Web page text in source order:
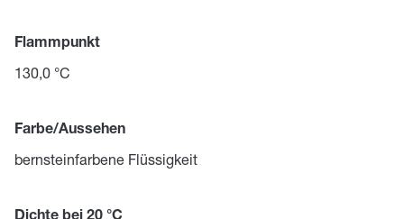
Flammpunkt
130,0 °C
Farbe/Aussehen
bernsteinfarbene Flüssigkeit